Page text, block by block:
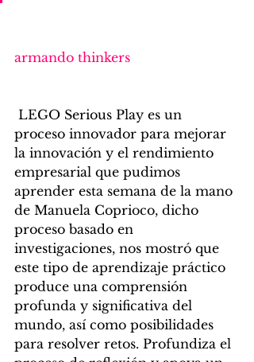
armando thinkers
proceso innovador para mejorar
la innovación y el rendimiento
empresarial que pudimos
aprender esta semana de la mano
de Manuela Coprioco, dicho
proceso basado en
investigaciones, nos mostró que
este tipo de aprendizaje práctico
produce una comprensión
profunda y significativa del
mundo, así como posibilidades
para resolver retos. Profundiza el